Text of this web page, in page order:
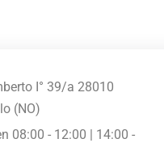
I° 39/a 28010
(NO)
08:00 - 12:00 | 14:00 -